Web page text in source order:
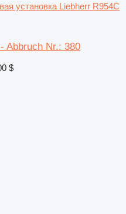
установка Liebherr R954C
Abbruch Nr.: 380
$